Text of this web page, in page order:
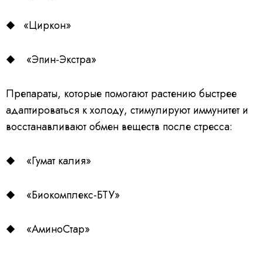
«Циркон»
«Эпин-Экстра»
Препараты, которые помогают растению быстрее
адаптироваться к холоду, стимулируют иммунитет и
восстанавливают обмен веществ после стресса:
«Гумат калия»
«Биокомплекс-БТУ»
«АминоСтар»